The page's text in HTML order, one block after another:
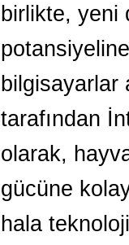
birlikte, yeni
bilgisayarlar
tarafından
olarak,
gücüne
hala